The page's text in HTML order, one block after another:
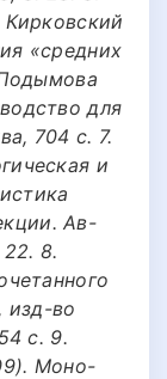
«средних
для
704 с. 7.
и
Ав-
8.
изд-во
с. 9.
Моно-